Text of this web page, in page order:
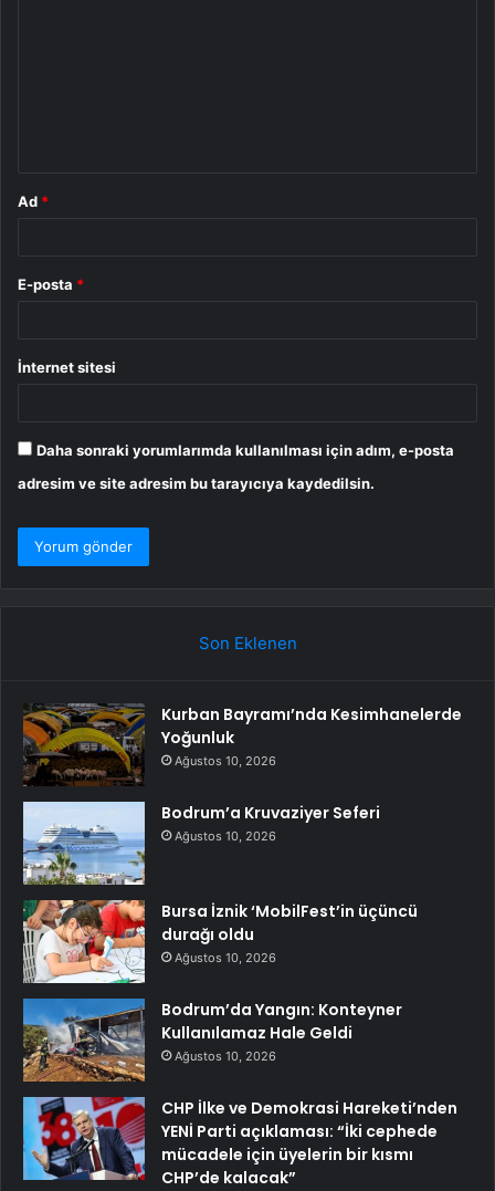
Ad *
E-posta *
İnternet sitesi
Daha sonraki yorumlarımda kullanılması için adım, e-posta
adresim ve site adresim bu tarayıcıya kaydedilsin.
Son Eklenen
Kurban Bayramı’nda Kesimhanelerde
Yoğunluk
Ağustos 10, 2026
Bodrum’a Kruvaziyer Seferi
Ağustos 10, 2026
Bursa İznik ‘MobilFest’in üçüncü
durağı oldu
Ağustos 10, 2026
Bodrum’da Yangın: Konteyner
Kullanılamaz Hale Geldi
Ağustos 10, 2026
CHP İlke ve Demokrasi Hareketi’nden
YENİ Parti açıklaması: “İki cephede
mücadele için üyelerin bir kısmı
CHP’de kalacak”